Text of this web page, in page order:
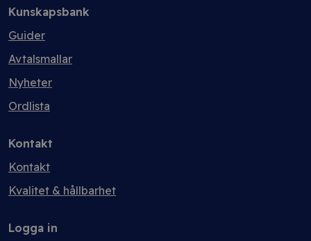
Kunskapsbank
Guider
Avtalsmallar
Nyheter
Ordlista
Kontakt
Kontakt
Kvalitet & hållbarhet
Logga in